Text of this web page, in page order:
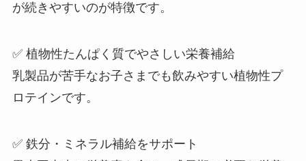
が続きやすいのが特徴です。
✅ 植物性たんぱく質でやさしい栄養補給
乳製品が苦手なお子さまでも飲みやすい植物性プ
ロテインです。
✅ 鉄分・ミネラル補給をサポート